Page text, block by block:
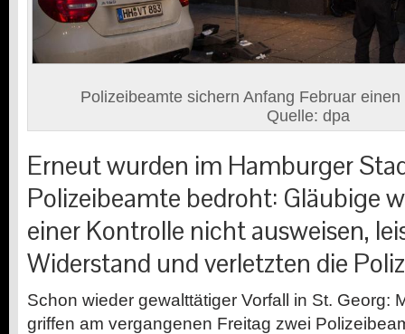
Polizeibeamte sichern Anfang Februar
Quelle: dpa
Erneut wurden im Hamburger
Polizeibeamte bedroht: Gläubige
einer Kontrolle nicht ausweisen,
Widerstand und verletzten die
Schon wieder gewalttätiger Vorfall in St. Georg:
griffen am vergangenen Freitag zwei